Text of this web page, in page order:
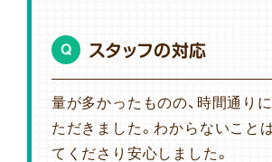
Q スタッフの対応
量が多かったものの、時間通り
ただきました。わからないこと
てくださり安心しました。